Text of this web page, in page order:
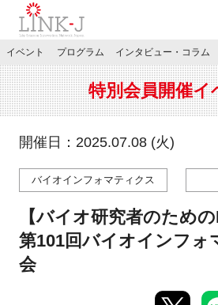
JP／EN
特別会員専用メニュー
施設ご予約
イベント プログラム インタビュー・コラム
特別会員開催イ
開催日：2025.07.08 (火)
バイオインフォマティクス
【バイオ研究者のため
第101回バイオインフォ
会